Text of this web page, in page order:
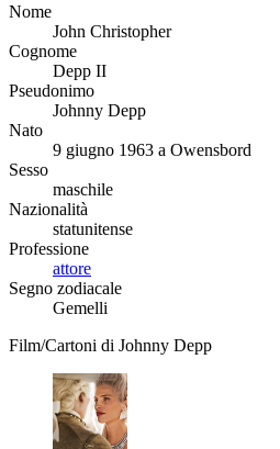
Nome
John Christopher
Cognome
Depp II
Pseudonimo
Johnny Depp
Nato
9 giugno 1963 a Owensbord
Sesso
maschile
Nazionalità
statunitense
Professione
attore
Segno zodiacale
Gemelli
Film/Cartoni di Johnny Depp